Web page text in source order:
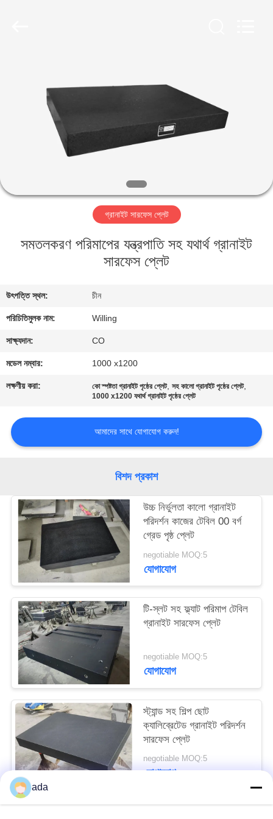
কারখানা
যোগাযোগ
করুন
খবর
উদ্ধৃতির
জন্য
সাইট
ম্যাপ
PRIVACY
POLICY
গ্রানাইট সারফেস প্লেট
সমতলকরণ পরিমাপের যন্ত্রপাতি সহ যথার্থ গ্রানাইট
সারফেস প্লেট
উৎপত্তি স্থল: চীন
পরিচিতিমুলক নাম: Willing
সাক্ষ্যদান: CO
মডেল নম্বার: 1000 x1200
লক্ষণীয় করা: কো স্পষ্টতা গ্রানাইট পৃষ্ঠের প্লেট,সহ কালো গ্রানাইট পৃষ্ঠের প্লেট,
1000 x1200 যথার্থ গ্রানাইট পৃষ্ঠের প্লেট
আমাদের সাথে যোগাযোগ করুন!
বিশদ প্রকাশ
উচ্চ নির্ভুলতা কালো গ্রানাইট
পরিদর্শন কাজের টেবিল 00 বর্গ
গ্রেড পৃষ্ঠ প্লেট
negotiable MOQ:5
যোগাযোগ
টি-স্লট সহ ফ্ল্যাট পরিমাপ টেবিল
গ্রানাইট সারফেস প্লেট
negotiable MOQ:5
যোগাযোগ
স্ট্যান্ড সহ শিল্প ছোট
ক্যালিব্রেটেড গ্রানাইট পরিদর্শন
সারফেস প্লেট
negotiable MOQ:5
যোগাযোগ
ada